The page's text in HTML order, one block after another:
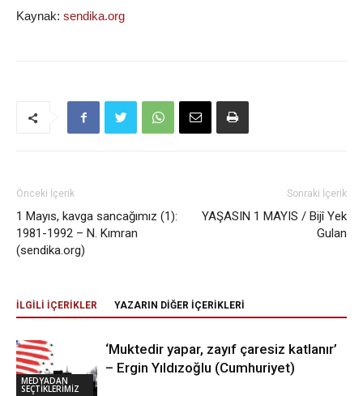
Kaynak: sendika.org
Önceki İçerik
1 Mayıs, kavga sancağımız (1):
1981-1992 – N. Kımran
(sendika.org)
Sonraki İçerik
YAŞASIN 1 MAYIS / Bijî Yek
Gulan
İLGİLİ İÇERİKLER YAZARIN DİĞER İÇERİKLERİ
MEDYADAN
SEÇTİKLERİMİZ
‘Muktedir yapar, zayıf çaresiz katlanır’
– Ergin Yıldızoğlu (Cumhuriyet)